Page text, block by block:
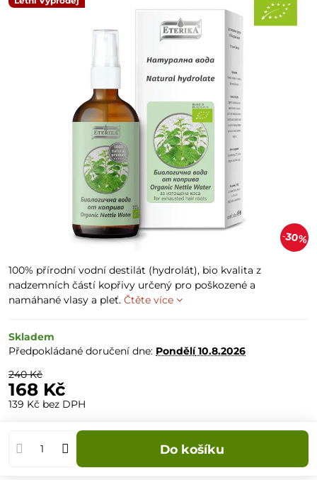
30%
100% přírodní vodní destilát (hydrolát), bio kvalita z
nadzemních částí kopřivy určený pro poškozené a
namáhané vlasy a pleť. Čtěte více
Skladem
Předpokládané doručení dne: Pondělí10.8.2026
240 Kč
168 Kč
139 Kč bez DPH
Do košíku